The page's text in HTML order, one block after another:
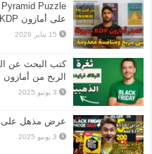
على أمازون KDP
15 يناير 2026
كتب البحث عن
الربح من أمازون KDP
3 يونيو 2025
عرض مذهل على
3 يونيو 2025